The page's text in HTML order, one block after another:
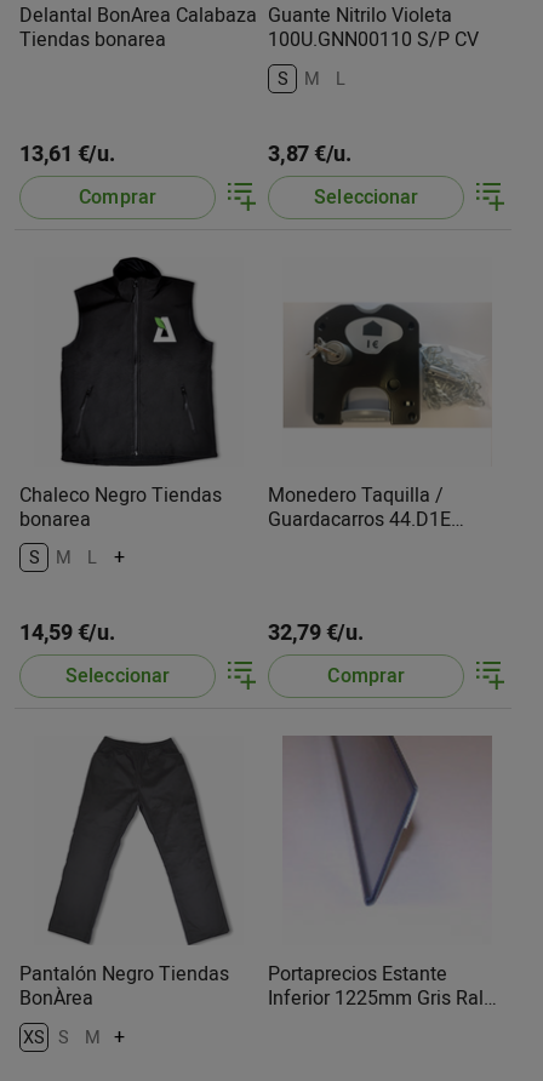
Delantal BonArea Calabaza
Tiendas bonarea
13,61 €/u.
Comprar
Guante Nitrilo Violeta
100U.GNN00110 S/P CV
S M L
3,87 €/u.
Seleccionar
Chaleco Negro Tiendas
bonarea
S M L +
14,59 €/u.
Seleccionar
Monedero Taquilla /
Guardacarros 44.D1E
32,79 €/u.
Comprar
Pantalón Negro Tiendas
BonÀrea
XS S M +
Portaprecios Estante
Inferior 1225mm Gris Ral